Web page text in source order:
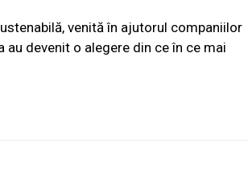
venită în ajutorul companiilor
devenit o alegere din ce în ce mai